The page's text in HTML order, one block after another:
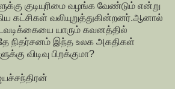
குடியுரிமை வழங்க வேண்டும் என்று
கட்சிகள் வலியுறுத்துகின்றனர்.ஆனால்
யாரும் கவனத்தில்
நிதர்சனம் இந்த உலக அகதிகள்
விடிவு பிறக்குமா?